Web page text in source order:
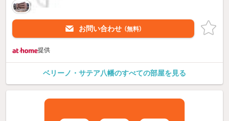
お問い合わせ （無料）
提供
ベリーノ・サテア八幡のすべての部屋を見る